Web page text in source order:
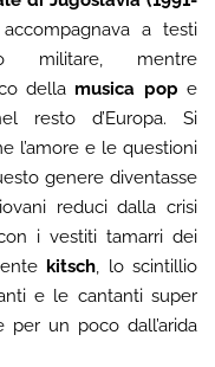
a testi
militare, mentre
della musica pop e
resto d’Europa. Si
l’amore e le questioni
genere diventasse
reduci dalla crisi
i vestiti tamarri dei
kitsch, lo scintillio
e le cantanti super
un poco dall’arida